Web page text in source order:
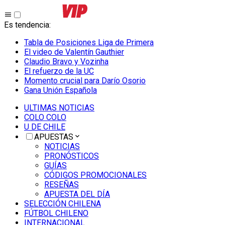
Es tendencia:
Tabla de Posiciones Liga de Primera
El video de Valentín Gauthier
Claudio Bravo y Vozinha
El refuerzo de la UC
Momento crucial para Darío Osorio
Gana Unión Española
ULTIMAS NOTICIAS
COLO COLO
U DE CHILE
APUESTAS
NOTICIAS
PRONÓSTICOS
GUÍAS
CÓDIGOS PROMOCIONALES
RESEÑAS
APUESTA DEL DÍA
SELECCIÓN CHILENA
FÚTBOL CHILENO
INTERNACIONAL